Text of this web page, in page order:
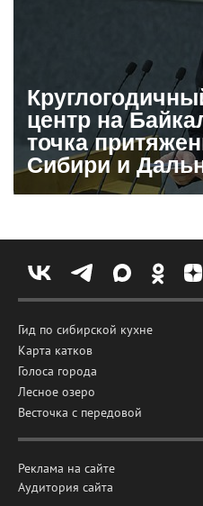
центр на
точка
Сибири и
Гид по сибирской кухне
Карта катков
Голоса города
Лесное озеро
Весточка с передовой
Реклама на сайте
Аудитория сайта